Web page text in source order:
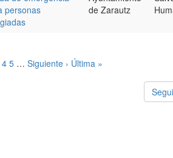
personas
de Zarautz
4 5 … Siguiente › Última »